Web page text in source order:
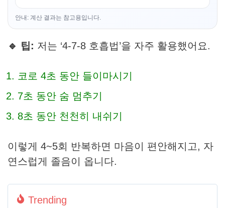
안내: 계산 결과는 참고용입니다.
🔹 팁: 저는 ‘4-7-8 호흡법’을 자주 활용했어요.
코로 4초 동안 들이마시기
7초 동안 숨 멈추기
8초 동안 천천히 내쉬기
이렇게 4~5회 반복하면 마음이 편안해지고, 자
연스럽게 졸음이 옵니다.
Trending